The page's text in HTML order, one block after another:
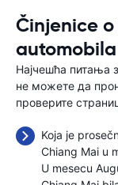
Činjenice
Најчешћа питања
не можете да
проверите
Koja je
Chiang Mai u
U mesecu